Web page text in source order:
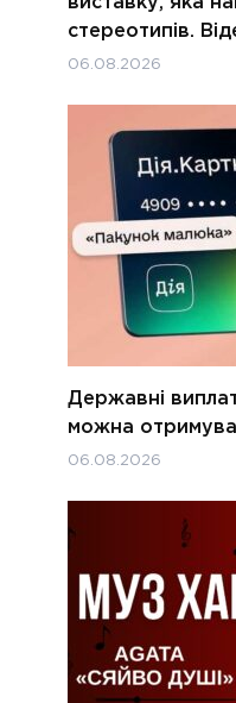
стереотипів.
06.08.2026
Державні
можна
06.08.2026